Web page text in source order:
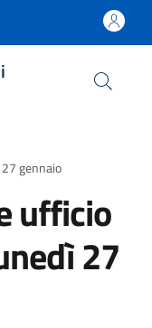
gennaio
ufficio
27